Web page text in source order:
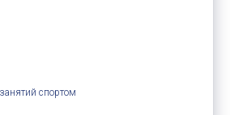
спортом